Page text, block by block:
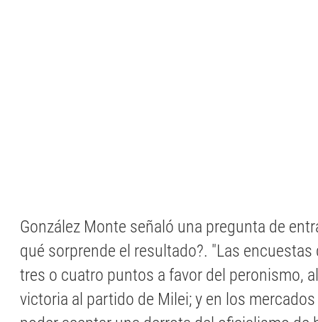
González Monte señaló una pregunta de
qué sorprende el resultado?. "Las
tres o cuatro puntos a favor del peronismo,
victoria al partido de Milei; y en los